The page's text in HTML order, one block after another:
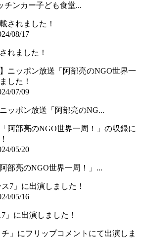
チンカー子ども食堂...
08/17
れました！
07/09
ッポン放送「阿部亮のNG...
05/20
部亮のNGO世界一周！」...
05/16
」に出演しました！